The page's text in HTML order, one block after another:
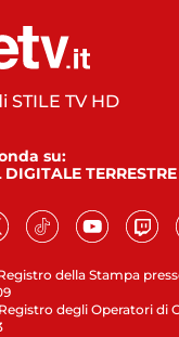
della Stampa
degli Operatori di
STILE TV HD
su:
TERRESTRE